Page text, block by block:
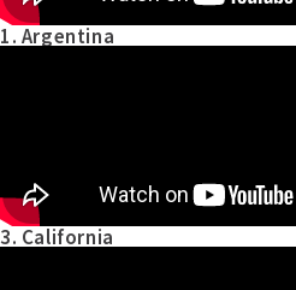
1. Argentina
3. California